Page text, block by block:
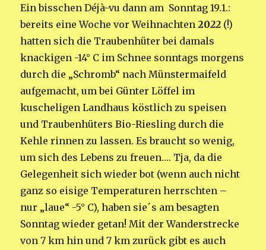
Ein bisschen Déjà-vu dann am Sonntag 19.1.:
bereits eine Woche vor Weihnachten2022 (!)
hatten sich die Traubenhüter bei damals
knackigen -14° C im Schnee sonntags morgens
durch die „Schromb“ nach Münstermaifeld
aufgemacht, um bei Günter Löffel im
kuscheligen Landhaus köstlich zu speisen
und Traubenhüters Bio-Riesling durch die
Kehle rinnen zu lassen. Es braucht so wenig,
um sich des Lebens zu freuen…. Tja, da die
Gelegenheit sich wieder bot (wenn auch nicht
ganz so eisige Temperaturen herrschten –
nur „laue“ -5° C), haben sie´s am besagten
Sonntag wieder getan! Mit der Wanderstrecke
von 7 km hin und 7 km zurück gibt es auch